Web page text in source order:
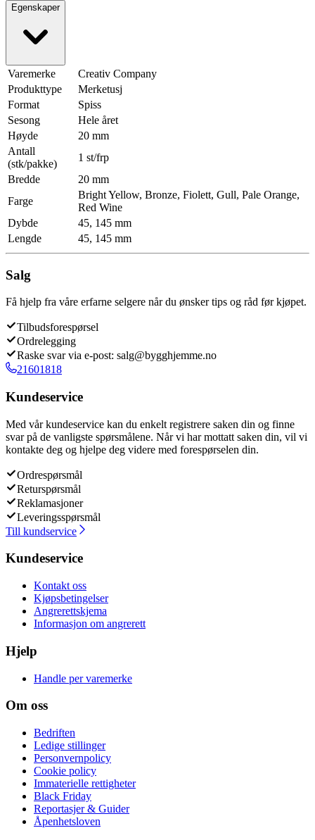
Egenskaper
Varemerke
Creativ Company
Produkttype
Merketusj
Format
Spiss
Sesong
Hele året
Høyde
20 mm
Antall
(stk/pakke)
1 st/frp
Bredde
20 mm
Farge
Bright Yellow, Bronze, Fiolett, Gull, Pale Orange,
Red Wine
Dybde
45, 145 mm
Lengde
45, 145 mm
Salg
Få hjelp fra våre erfarne selgere når du ønsker tips og råd før kjøpet.
Tilbudsforespørsel
Ordrelegging
Raske svar via e-post: salg@bygghjemme.no
21601818
Kundeservice
Med vår kundeservice kan du enkelt registrere saken din og finne
svar på de vanligste spørsmålene. Når vi har mottatt saken din, vil vi
kontakte deg og hjelpe deg videre med forespørselen din.
Ordrespørsmål
Returspørsmål
Reklamasjoner
Leveringsspørsmål
Till kundservice
Kundeservice
Kontakt oss
Kjøpsbetingelser
Angrerettskjema
Informasjon om angrerett
Hjelp
Handle per varemerke
Om oss
Bedriften
Ledige stillinger
Personvernpolicy
Cookie policy
Immaterielle rettigheter
Black Friday
Reportasjer & Guider
Åpenhetsloven